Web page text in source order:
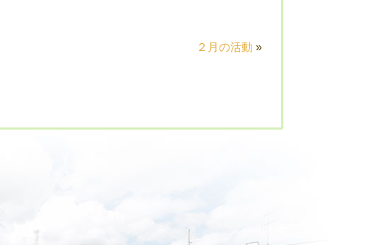
２月の活動 »